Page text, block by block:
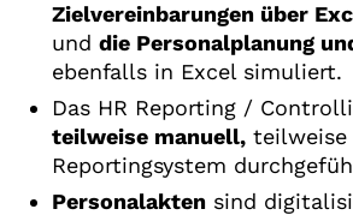
Zielvereinbarungen über
und die Personalplanung
ebenfalls in Excel simuliert.
Das HR Reporting /
teilweise manuell,
Reportingsystem
Personalakten sind